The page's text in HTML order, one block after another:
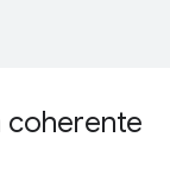
coherente